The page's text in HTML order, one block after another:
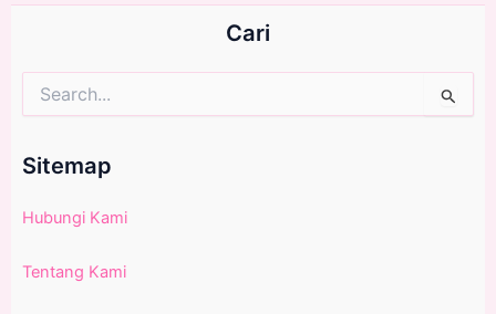
Cari
for:
Sitemap
Hubungi Kami
Tentang Kami